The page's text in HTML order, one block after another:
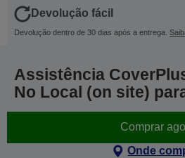
Devolução fácil
Devolução dentro de 30 dias após a entrega.
Assistência
No Local (on site)
Comprar
Onde